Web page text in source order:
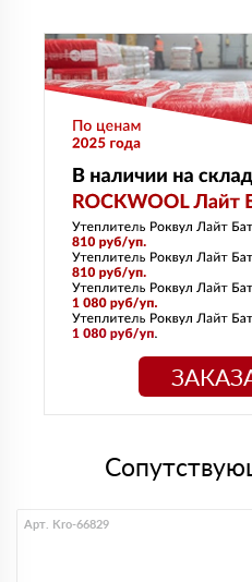
Арт. Kro-66829